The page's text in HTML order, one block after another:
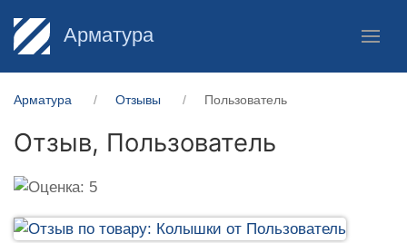
Арматура
Арматура Отзывы Пользователь
Отзыв, Пользователь